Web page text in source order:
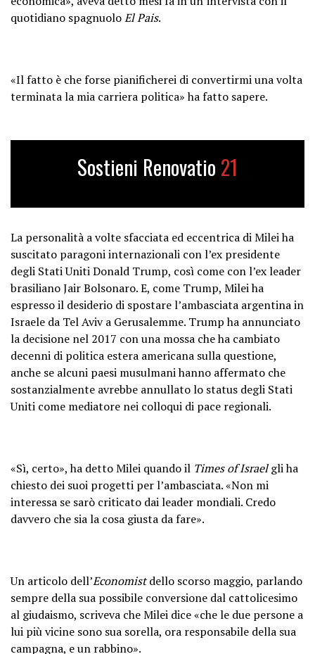
quotidiano spagnuoloEl Pais.
«Il fatto è che forse pianificherei di convertirmi una volta
terminata la mia carriera politica» ha fatto sapere.
Sostieni Renovatio 21
La personalità a volte sfacciata ed eccentrica di Milei ha
suscitato paragoni internazionali con l’ex presidente
degli Stati Uniti Donald Trump, così come con l’ex leader
brasiliano Jair Bolsonaro. E, come Trump, Milei ha
espresso il desiderio di spostare l’ambasciata argentina in
Israele da Tel Aviv a Gerusalemme. Trump ha annunciato
la decisione nel 2017 con una mossa che ha cambiato
decenni di politica estera americana sulla questione,
anche se alcuni paesi musulmani hanno affermato che
sostanzialmente avrebbe annullato lo status degli Stati
Uniti come mediatore nei colloqui di pace regionali.
«Sì, certo», ha detto Milei quando il Times of Israelgli ha
chiesto dei suoi progetti per l’ambasciata. «Non mi
interessa se sarò criticato dai leader mondiali. Credo
davvero che sia la cosa giusta da fare».
Un articolo dell’Economistdello scorso maggio, parlando
sempre della sua possibile conversione dal cattolicesimo
al giudaismo, scriveva che Milei dice «che le due persone a
lui più vicine sono sua sorella, ora responsabile della sua
campagna, e un rabbino».